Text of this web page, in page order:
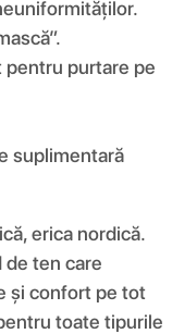
pentru purtare pe
suplimentară
erica nordică.
de ten care
și confort pe tot
toate tipurile